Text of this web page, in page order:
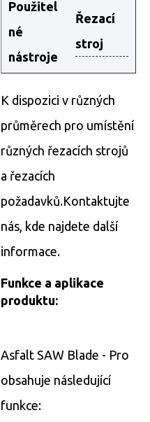
Použitel
né
nástroje
Řezací
stroj
K dispozici v různých
průměrech pro umístění
různých řezacích strojů
a řezacích
požadavků.Kontaktujte
nás, kde najdete další
informace.
Funkce a aplikace
produktu:
Asfalt SAW Blade - Pro
obsahuje následující
funkce: